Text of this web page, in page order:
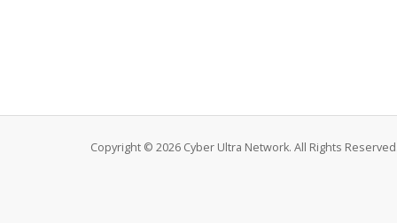
Copyright © 2026 Cyber Ultra Network. All Rights